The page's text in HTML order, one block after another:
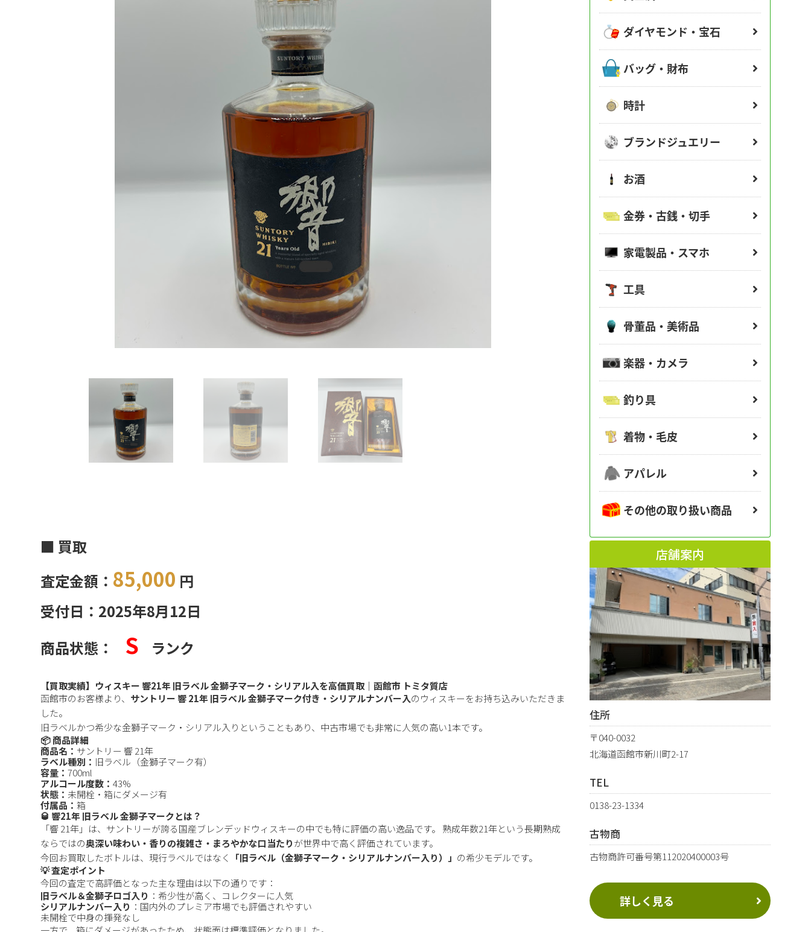
■ 買取
査定金額： 85,000 円
受付日：2025年8月12日
商品状態：
S ランク
【買取実績】ウィスキー 響21年 旧ラベル 金獅子マーク・シリアル入を高価買取｜函館市 トミタ質店
函館市のお客様より、 サントリー 響 21年 旧ラベル 金獅子マーク付き・シリアルナンバー入のウィスキーをお持ち込みいただきま
した。
旧ラベルかつ希少な金獅子マーク・シリアル入りということもあり、中古市場でも非常に人気の高い1本です。
📦 商品詳細
商品名： サントリー 響 21年
ラベル種別： 旧ラベル（金獅子マーク有）
容量：700ml
アルコール度数：43%
状態： 未開栓・箱にダメージ有
付属品：箱
🥃 響21年 旧ラベル 金獅子マークとは？
「響 21年」は、サントリーが誇る国産ブレンデッドウィスキーの中でも特に評価の高い逸品です。 熟成年数21年という長期熟成
ならではの奥深い味わい・香りの複雑さ・まろやかな口当たりが世界中で高く評価されています。
今回お買取したボトルは、現行ラベルではなく
「旧ラベル（金獅子マーク・シリアルナンバー入り）」 の希少モデルです。
💡 査定ポイント
今回の査定で高評価となった主な理由は以下の通りです：
旧ラベル＆金獅子ロゴ入り ：希少性が高く、コレクターに人気
シリアルナンバー入り ：国内外のプレミア市場でも評価されやすい
未開栓で中身の揮発なし
ダイヤモンド・宝石
バッグ・財布
時計
ブランドジュエリー
お酒
金券・古銭・切手
家電製品・スマホ
工具
骨董品・美術品
楽器・カメラ
釣り具
着物・毛皮
アパレル
その他の取り扱い商品
店舗案内
住所
〒040-0032
北海道函館市新川町2-17
TEL
0138-23-1334
古物商
古物商許可番号第112020400003号
詳しく見る